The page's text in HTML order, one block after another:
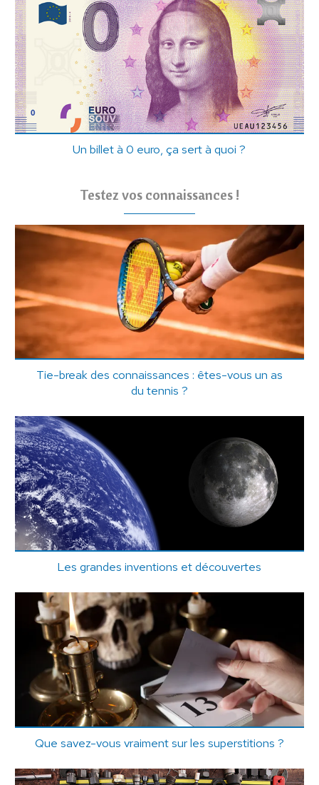
Un billet à 0 euro, ça sert à quoi ?
Testez vos connaissances !
Tie-break des connaissances : êtes-vous un as
du tennis ?
Les grandes inventions et découvertes
Que savez-vous vraiment sur les superstitions ?